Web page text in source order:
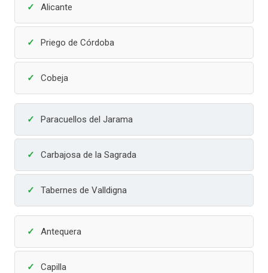
Alicante
Priego de Córdoba
Cobeja
Paracuellos del Jarama
Carbajosa de la Sagrada
Tabernes de Valldigna
Antequera
Capilla